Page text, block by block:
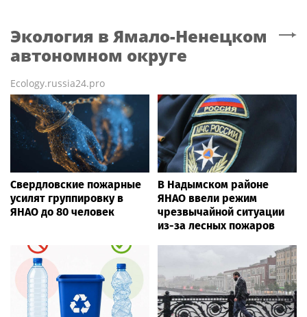
Экология в Ямало-Ненецком
автономном округе
Ecology.russia24.pro
Свердловские пожарные
усилят группировку в
ЯНАО до 80 человек
В Надымском районе
ЯНАО ввели режим
чрезвычайной ситуации
из-за лесных пожаров